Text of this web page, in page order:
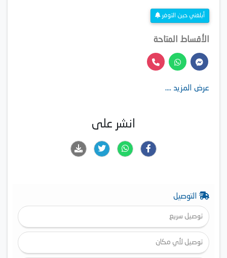
أبلغني حين التوفر
الأقساط المتاحة
عرض المزيد ....
انشر على
التوصيل
توصيل سريع
توصيل لأي مكان